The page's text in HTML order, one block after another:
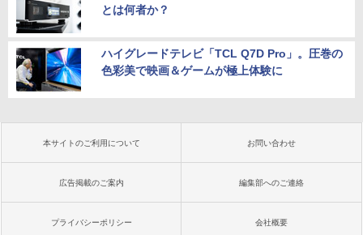
とは何者か？
ハイグレードテレビ「TCL Q7D Pro」。圧巻の
色彩美で映画＆ゲームが極上体験に
本サイトのご利用について お問い合わせ
広告掲載のご案内 編集部へのご連絡
プライバシーポリシー 会社概要